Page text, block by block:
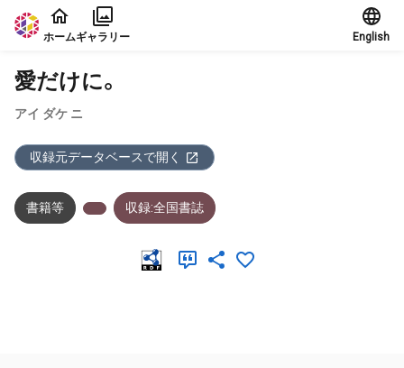
本文に飛ぶ
ホームギャラリー English
愛だけに。
アイ ダケ ニ
収録元データベースで開く
書籍等 収録:全国書誌